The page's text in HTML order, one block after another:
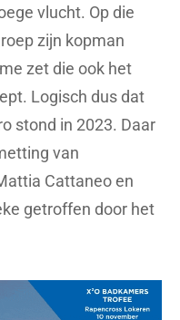
vlucht. Op die
zijn kopman
zet die ook het
Logisch dus dat
stond in 2023. Daar
van
Cattaneo en
getroffen door het